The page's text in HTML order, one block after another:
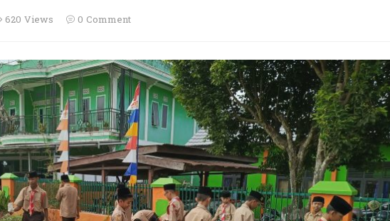
620 Views 0 Comment